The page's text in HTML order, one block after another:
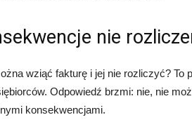
nie
wziąć fakturę i jej nie rozliczyć? To
Odpowiedź brzmi: nie, nie
konsekwencjami.